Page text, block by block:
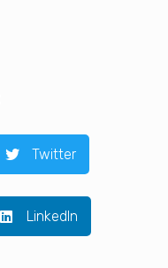
Twitter
LinkedIn